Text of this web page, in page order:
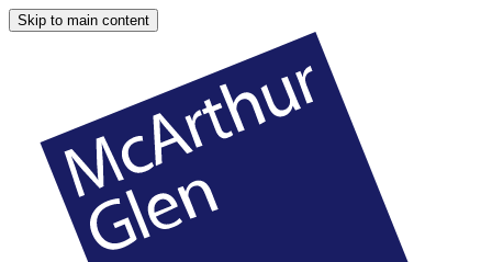
Skip to main content